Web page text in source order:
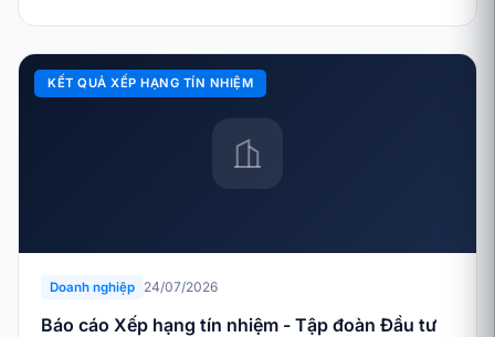
KẾT QUẢ XẾP HẠNG TÍN NHIỆM
Doanh nghiệp 24/07/2026
Báo cáo Xếp hạng tín nhiệm - Tập đoàn Đầu tư